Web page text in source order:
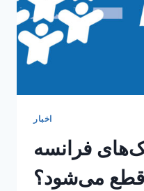
اخبار
فرانسه
قطع می‌شود؟